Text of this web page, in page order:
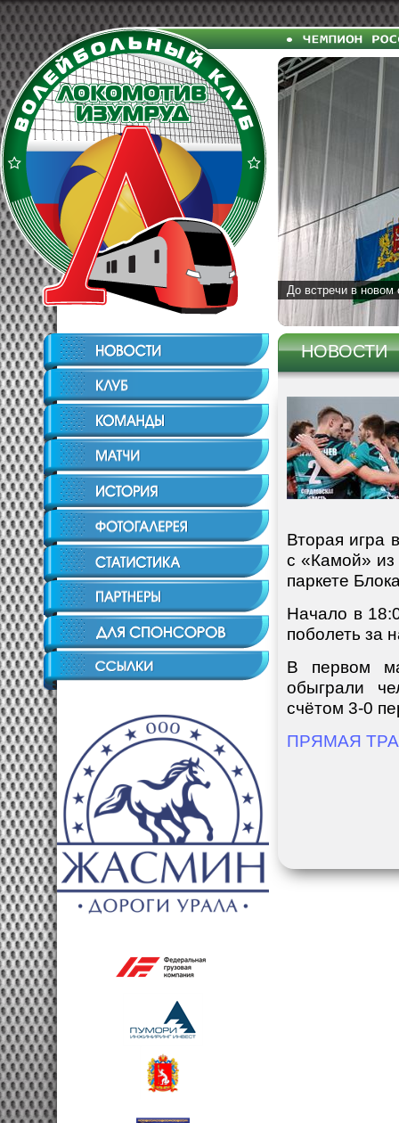
До встречи в новом
НОВОСТИ
Вторая игра
с «Камой»
паркете
Начало в
поболеть за
В первом
обыграли
счётом 3-0
ПРЯМАЯ